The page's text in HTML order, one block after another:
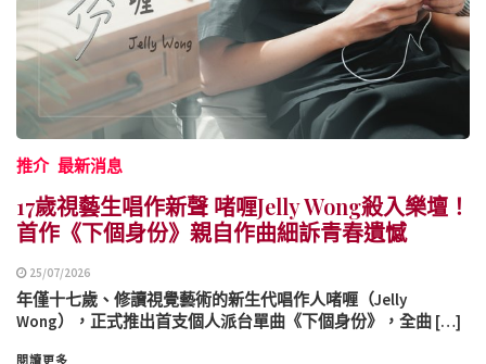
推介 最新消息
17歲視藝生唱作新聲 啫喱Jelly Wong殺入樂壇！
首作《下個身份》親自作曲細訴青春遺憾
25/07/2026
年僅十七歲、修讀視覺藝術的新生代唱作人啫喱（Jelly
Wong），正式推出首支個人派台單曲《下個身份》，全曲 […]
閱讀更多